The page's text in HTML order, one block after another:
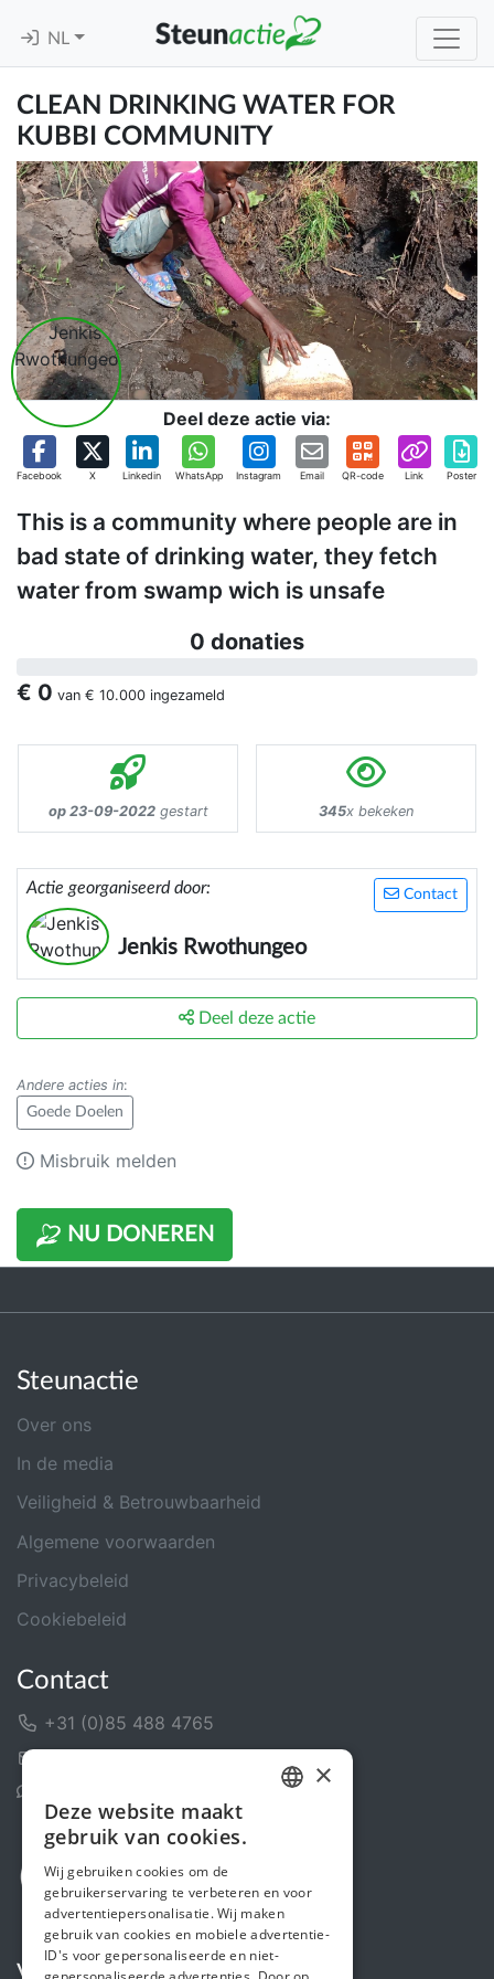
NL
CLEAN DRINKING WATER FOR
KUBBI COMMUNITY
Deel deze actie via:
Facebook X Linkedin WhatsApp Instagram Email QR-code Link Poster
This is a community where people are in
bad state of drinking water, they fetch
water from swamp wich is unsafe
0 donaties
€ 0 van € 10.000 ingezameld
op 23-09-2022gestart 345x bekeken
Contact
Actie georganiseerd door:
Jenkis Rwothungeo
NU DONEREN
Deel deze actie
Andere acties in:
Goede Doelen
Misbruik melden
Steunactie
Over ons
In de media
Veiligheid & Betrouwbaarheid
Algemene voorwaarden
Privacybeleid
Cookiebeleid
Contact
+31 (0)85 488 4765
ENGLISH
×
Deze website maakt
gebruik van cookies.
Wij gebruiken cookies om de
gebruikerservaring te verbeteren en voor
advertentiepersonalisatie. Wij maken
gebruik van cookies en mobiele advertentie-
ID's voor gepersonaliseerde en niet-